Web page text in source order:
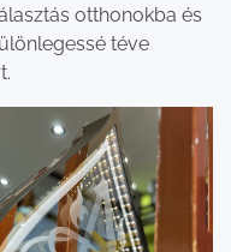
otthonokba és
téve